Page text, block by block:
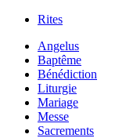
Rites
Angelus
Baptême
Bénédiction
Liturgie
Mariage
Messe
Sacrements